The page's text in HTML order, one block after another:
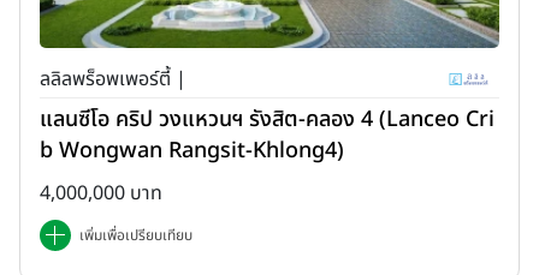
ลลิลพร็อพเพอร์ตี้ |
แลนซีโอ คริป วงแหวนฯ รังสิต-คลอง 4 (Lanceo Cri
b Wongwan Rangsit-Khlong4)
4,000,000 บาท
เพิ่มเพื่อเปรียบเทียบ